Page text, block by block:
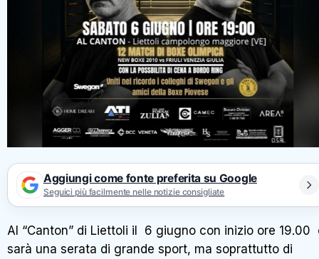
Aggiungi come fonte preferita su Google
Seguici più facilmente nelle notizie consigliate
Al “Canton” di Liettoli il 6 giugno con inizio ore 19.00
sarà una serata di grande sport, ma soprattutto di